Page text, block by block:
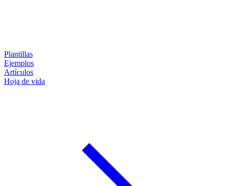
Plantillas
Ejemplos
Artículos
Hoja de vida